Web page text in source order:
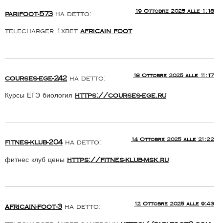
parifoot-573 ha detto: 19 Ottobre 2025 alle 1:18
telecharger 1xbet africain foot
courses-ege-242 ha detto: 18 Ottobre 2025 alle 11:17
Курсы ЕГЭ биология https://courses-ege.ru
fitnes-klub-204 ha detto: 14 Ottobre 2025 alle 21:22
фитнес клуб цены https://fitnes-klub-msk.ru
africain-foot-3 ha detto: 12 Ottobre 2025 alle 9:43